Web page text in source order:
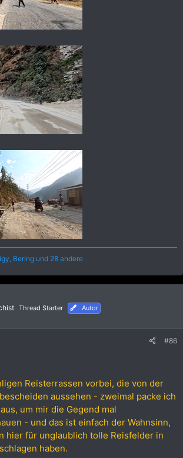
Bering und 28 andere
Thread Starter Autor
#86
Reisterrassen vorbei, die von der
aussehen - zweimal packe ich
um mir die Gegend mal
- und das ist einfach der Wahnsinn,
hier für unglaublich tolle Reisfelder in
haben.